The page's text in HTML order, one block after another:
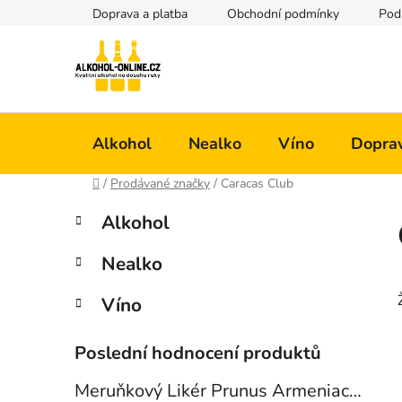
Doprava a platba Obchodní podmínky
Alkohol Nealko Víno
Domů
/ Prodávané značky / Caracas Club
P
s
r
n
n
Přeskočit
kategorie
K
a
e
o
i
Alkohol
Nealko
Víno
Poslední hodnocení produktů
Meruňkový Likér Prunus Armeniaca 24% 0,7l